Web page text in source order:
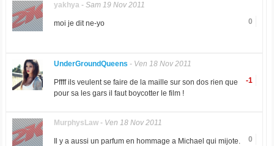
yakhya- Sam 19 Nov 2011
0
moi je dit ne-yo
UnderGroundQueens - Ven 18 Nov 2011
-1
Pffff ils veulent se faire de la maille sur son dos rien que
pour sa les gars il faut boycotter le film !
MurphysLaw- Ven 18 Nov 2011
0
Il y a aussi un parfum en hommage a Michael qui mijote.